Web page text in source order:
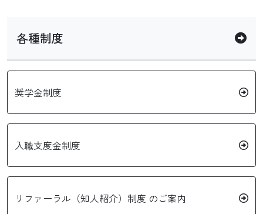
各種制度
奨学金制度
入職支度金制度
リファーラル（知人紹介）制度 のご案内